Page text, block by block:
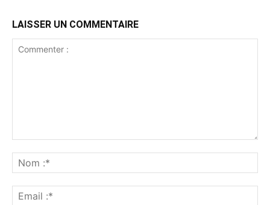
LAISSER UN COMMENTAIRE